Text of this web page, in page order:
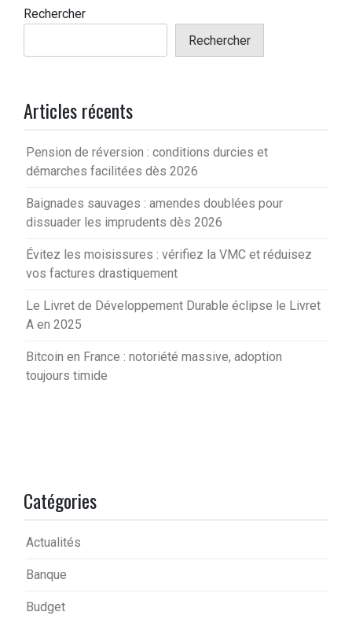
Rechercher
Rechercher
Articles récents
Pension de réversion : conditions durcies et
démarches facilitées dès 2026
Baignades sauvages : amendes doublées pour
dissuader les imprudents dès 2026
Évitez les moisissures : vérifiez la VMC et réduisez
vos factures drastiquement
Le Livret de Développement Durable éclipse le Livret
A en 2025
Bitcoin en France : notoriété massive, adoption
toujours timide
Catégories
Actualités
Banque
Budget